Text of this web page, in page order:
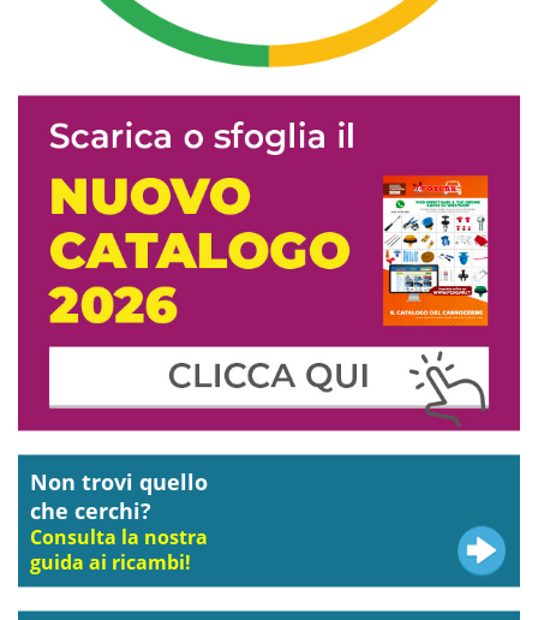
Non trovi quello
che cerchi?
Consulta la nostra
guida ai ricambi!